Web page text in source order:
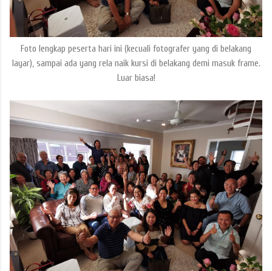
Foto lengkap peserta hari ini (kecuali fotografer yang di belakang
layar), sampai ada yang rela naik kursi di belakang demi masuk frame.
Luar biasa!